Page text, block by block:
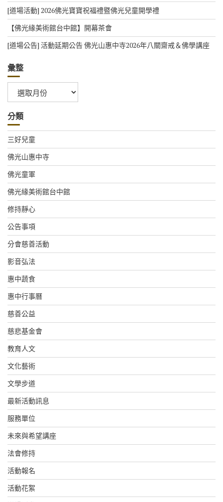
[道場活動] 2026佛光寶寶祝福禮暨佛光兒童開學禮
【佛光緣美術館台中館】開幕茶會
[道場公告] 活動延期公告 佛光山惠中寺2026年八關齋戒＆佛學講座
彙整
分類
三好兒童
佛光山惠中寺
佛光童軍
佛光緣美術館台中館
修持靜心
公告事項
分會慈善活動
影音弘法
惠中蔬食
惠中行事曆
慈善公益
慈悲基金會
教育人文
文化藝術
文學步道
最新活動訊息
服務單位
未來與希望講座
法會修持
活動報名
活動花絮